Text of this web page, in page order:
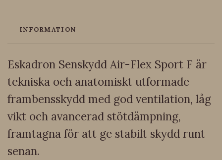
INFORMATION
Eskadron Senskydd Air-Flex Sport F är
tekniska och anatomiskt utformade
frambensskydd med god ventilation, låg
vikt och avancerad stötdämpning,
framtagna för att ge stabilt skydd runt
senan.